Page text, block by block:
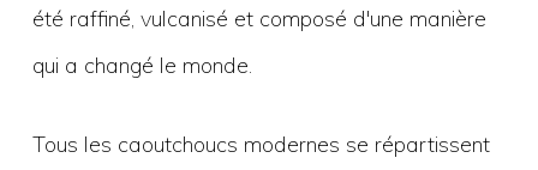
été raffiné, vulcanisé et composé d'une manière
qui a changé le monde.
Tous les caoutchoucs modernes se répartissent